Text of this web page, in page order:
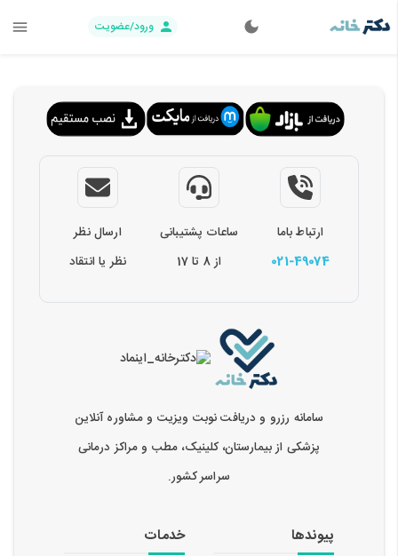
ورود/عضویت
ارتباط باما
021-49074
ساعات پشتیبانی
از 8 تا 17
ارسال نظر
نظر یا انتقاد
سامانه رزرو و دریافت نوبت ویزیت و مشاوره آنلاین
پزشکی از بیمارستان، کلینیک، مطب و مراکز درمانی
سراسر کشور.
پیوندها خدمات